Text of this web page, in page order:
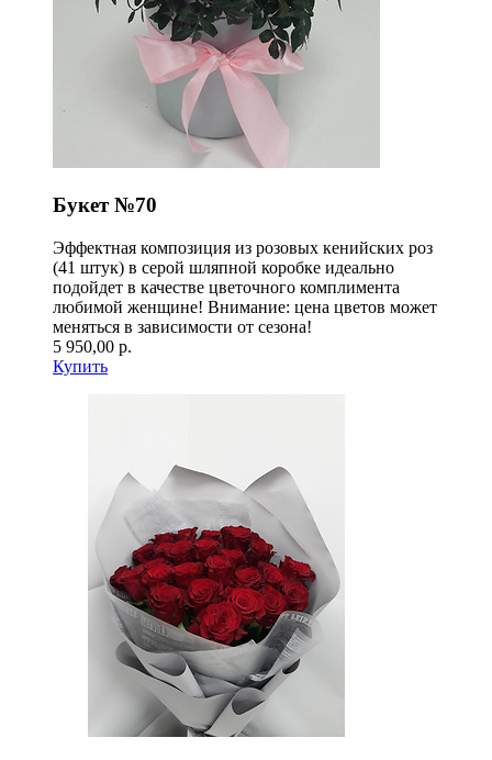
Букет №70
Эффектная композиция из розовых кенийских роз
(41 штук) в серой шляпной коробке идеально
подойдет в качестве цветочного комплимента
любимой женщине! Внимание: цена цветов может
меняться в зависимости от сезона!
5 950,00 р.
Купить